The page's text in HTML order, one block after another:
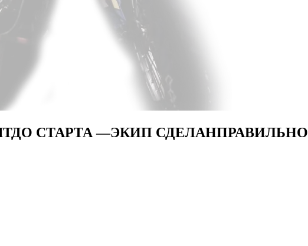
ДО СТАРТА —ЭКИП СДЕЛАНПРАВИЛЬНО